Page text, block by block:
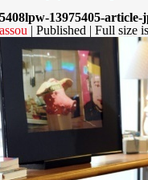
13975405-article-
| Published | Full size is